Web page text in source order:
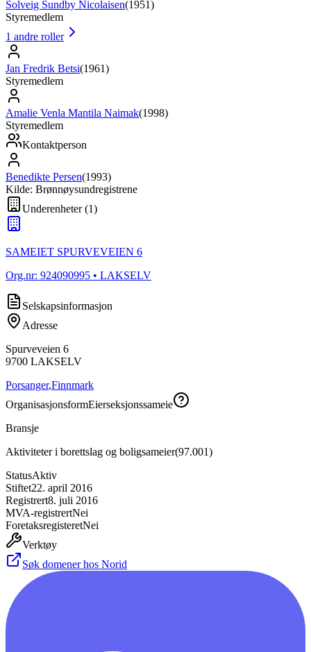
Solveig Sundby Nicolaisen(1951)
Styremedlem
1 andre roller
Jan Fredrik Betsi(1961)
Styremedlem
Amalie Venla Mantila Naimak(1998)
Styremedlem
Kontaktperson
Benedikte Persen(1993)
Kilde: Brønnøysundregistrene
Underenheter(1)
SAMEIET SPURVEVEIEN 6
Org.nr: 924090995 • LAKSELV
Selskapsinformasjon
Adresse
Spurveveien 6
9700 LAKSELV
Porsanger,Finnmark
OrganisasjonsformEierseksjonssameie
Bransje
Aktiviteter i borettslag og boligsameier(97.001)
StatusAktiv
Stiftet22. april 2016
Registrert8. juli 2016
MVA-registrertNei
ForetaksregisteretNei
Verktøy
Søk domener hos Norid